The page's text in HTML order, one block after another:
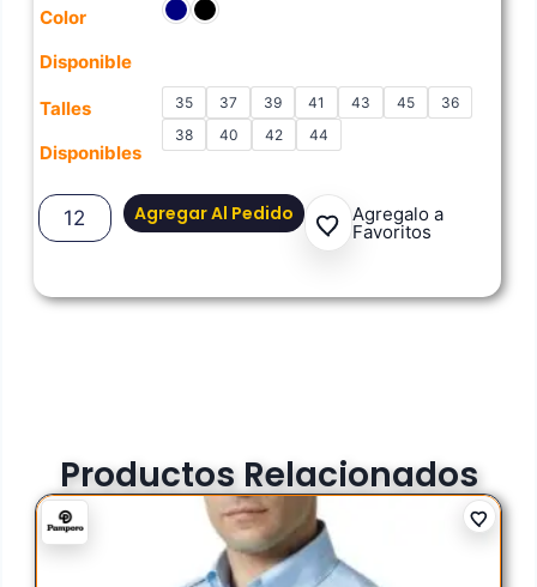
Color
Disponible
Talles
Disponibles
35 37 39 41 43 45
36
38
40 42 44
Agregar Al Pedido Agregalo a
Favoritos
Productos Relacionados